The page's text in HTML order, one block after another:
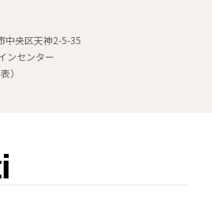
中央区天神2-5-35
ンセンター
）